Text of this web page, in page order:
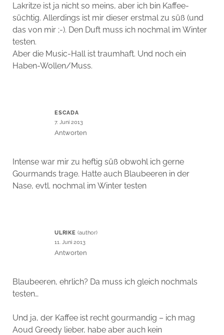
Lakritze ist ja nicht so meins, aber ich bin Kaffee-
süchtig. Allerdings ist mir dieser erstmal zu süß (und
das von mir ;-). Den Duft muss ich nochmal im Winter
testen.
Aber die Music-Hall ist traumhaft. Und noch ein
Haben-Wollen/Muss.
ESCADA
7. Juni 2013
Antworten
Intense war mir zu heftig süß obwohl ich gerne
Gourmands trage. Hatte auch Blaubeeren in der
Nase, evtl. nochmal im Winter testen
ULRIKE
11. Juni 2013
Antworten
Blaubeeren, ehrlich? Da muss ich gleich nochmals
testen…
Und ja, der Kaffee ist recht gourmandig – ich mag
Aoud Greedy lieber, habe aber auch kein